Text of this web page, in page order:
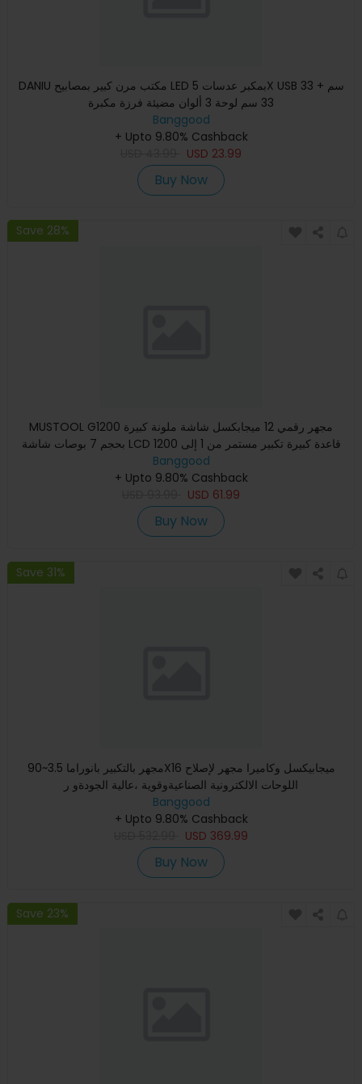
DANIU مكتب مرن كبير بمصابيح LED بمكبر عدسات 5X USB 33 سم +
33 سم لوحة 3 ألوان مضيئة فرزة مكبرة
Banggood
+ Upto 9.80% Cashback
USD 23.99
Buy Now
Save 28%
MUSTOOL G1200 مجهر رقمي 12 ميجابكسل شاشة ملونة كبيرة
بحجم 7 بوصات شاشة LCD قاعدة كبيرة تكبير مستمر من 1 إلى 1200
مرة مع
Banggood
+ Upto 9.80% Cashback
USD 61.99
Buy Now
Save 31%
مجهر بالتكبير بانوراما 3.5~90X16 ميجابيكسل وكاميرا مجهر لإصلاح
اللوحات الالكترونية الصناعيةوقوية ،عالية الجودةو ر
Banggood
+ Upto 9.80% Cashback
USD 369.99
Buy Now
Save 23%